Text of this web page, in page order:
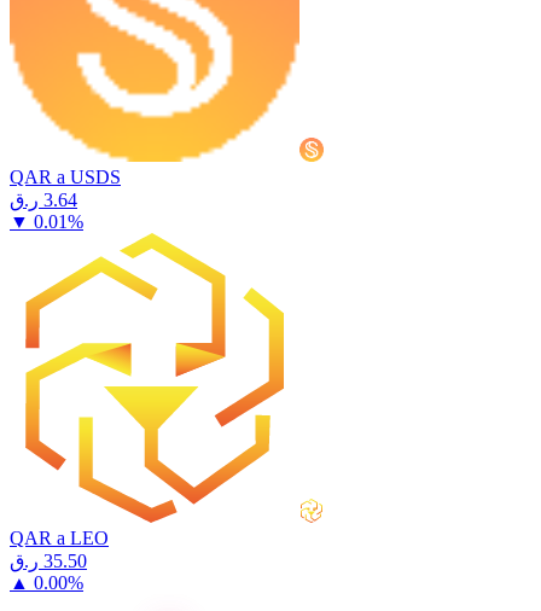
QAR a USDS
⁦ر.ق⁩ 3.64
▼ 0.01%
QAR a LEO
⁦ر.ق⁩ 35.50
▲ 0.00%